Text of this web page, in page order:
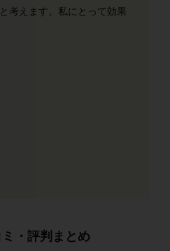
考えます。私にとって効果
・評判まとめ